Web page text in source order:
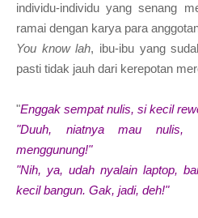
individu-individu yang senang
ramai dengan karya para
You know lah, ibu-ibu yang
pasti tidak jauh dari kerepotan
"Enggak sempat nulis, si kecil
"Duuh, niatnya mau nulis,
menggunung!"
"Nih, ya, udah nyalain laptop,
kecil bangun. Gak, jadi, deh!"